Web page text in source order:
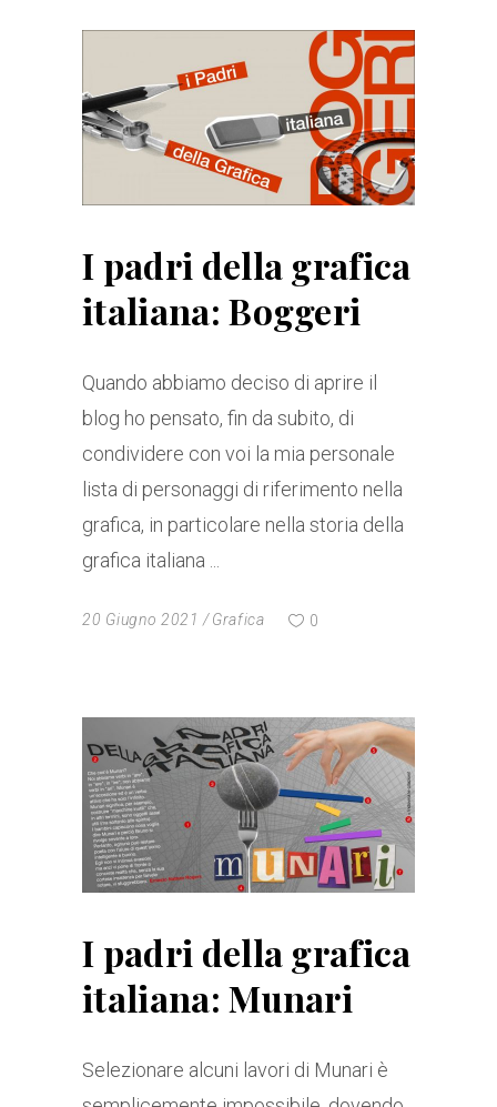
I padri della grafica
italiana: Boggeri
Quando abbiamo deciso di aprire il
blog ho pensato, fin da subito, di
condividere con voi la mia personale
lista di personaggi di riferimento nella
grafica, in particolare nella storia della
grafica italiana
20 Giugno 2021 Grafica 0
I padri della grafica
italiana: Munari
Selezionare alcuni lavori di Munari è